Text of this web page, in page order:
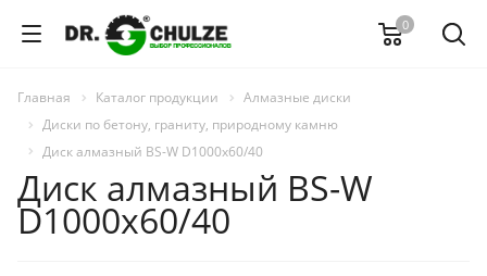
0
Главная Каталог продукции
Алмазные диски
Диски по бетону, граниту, природному камню
Диск алмазный BS-W D1000х60/40
Диск алмазный BS-W
D1000х60/40